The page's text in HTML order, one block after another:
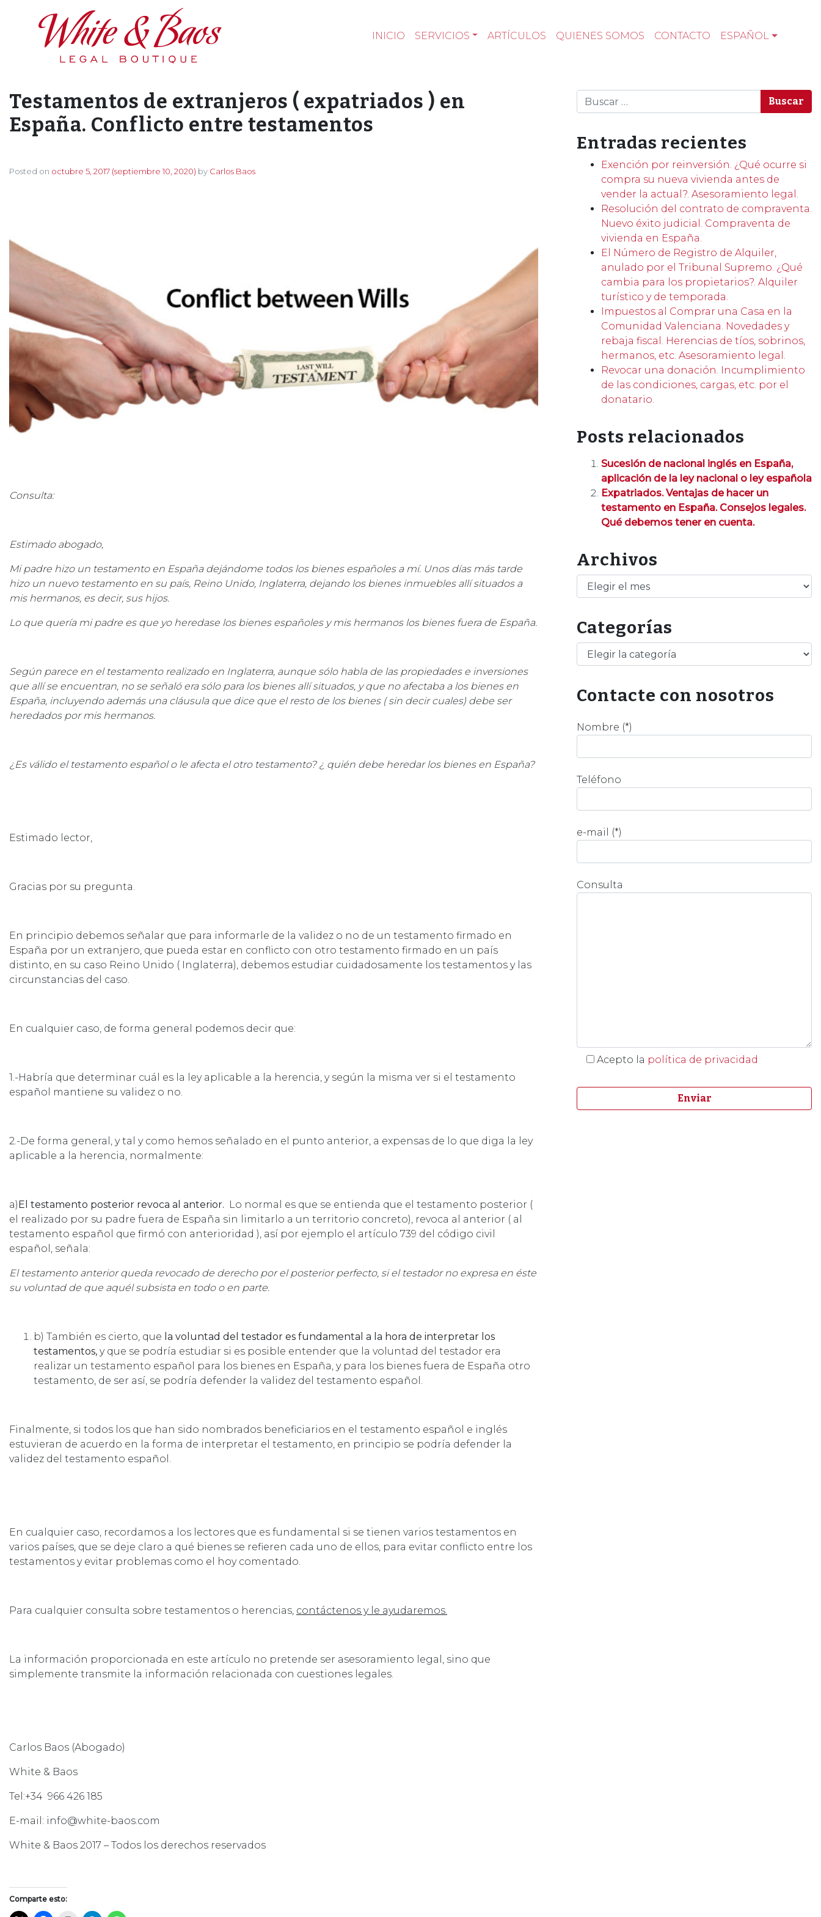
Main Navigation INICIO SERVICIOS ARTÍCULOS QUIENES SOMOS CONTACTO ESPAÑOL
Testamentos de extranjeros ( expatriados ) en
España. Conflicto entre testamentos
Posted on octubre 5, 2017 (septiembre 10, 2020) by Carlos Baos
Consulta:
Estimado abogado,
Mi padre hizo un testamento en España dejándome todos los bienes españoles a mí. Unos días más tarde
hizo un nuevo testamento en su país, Reino Unido, Inglaterra, dejando los bienes inmuebles allí situados a
mis hermanos, es decir, sus hijos.
Lo que quería mi padre es que yo heredase los bienes españoles y mis hermanos los bienes fuera de España.
Según parece en el testamento realizado en Inglaterra, aunque sólo habla de las propiedades e inversiones
que allí se encuentran, no se señaló era sólo para los bienes allí situados, y que no afectaba a los bienes en
España, incluyendo además una cláusula que dice que el resto de los bienes ( sin decir cuales) debe ser
heredados por mis hermanos.
¿Es válido el testamento español o le afecta el otro testamento? ¿ quién debe heredar los bienes en España?
Estimado lector,
Gracias por su pregunta.
En principio debemos señalar que para informarle de la validez o no de un testamento firmado en
España por un extranjero, que pueda estar en conflicto con otro testamento firmado en un país
distinto, en su caso Reino Unido ( Inglaterra), debemos estudiar cuidadosamente los testamentos y las
circunstancias del caso.
En cualquier caso, de forma general podemos decir que:
1.-Habría que determinar cuál es la ley aplicable a la herencia, y según la misma ver si el testamento
español mantiene su validez o no.
2.-De forma general, y tal y como hemos señalado en el punto anterior, a expensas de lo que diga la ley
aplicable a la herencia, normalmente:
a) El testamento posterior revoca al anterior.
Lo normal es que se entienda que el testamento posterior (
el realizado por su padre fuera de España sin limitarlo a un territorio concreto), revoca al anterior ( al
testamento español que firmó con anterioridad ), así por ejemplo el artículo 739 del código civil
español, señala:
El testamento anterior queda revocado de derecho por el posterior perfecto, si el testador no expresa en éste
su voluntad de que aquél subsista en todo o en parte.
b) También es cierto, que la voluntad del testador es fundamental a la hora de interpretar los
testamentos, y que se podría estudiar si es posible entender que la voluntad del testador era
realizar un testamento español para los bienes en España, y para los bienes fuera de España otro
testamento, de ser así, se podría defender la validez del testamento español.
Finalmente, si todos los que han sido nombrados beneficiarios en el testamento español e inglés
estuvieran de acuerdo en la forma de interpretar el testamento, en principio se podría defender la
validez del testamento español.
En cualquier caso, recordamos a los lectores que es fundamental si se tienen varios testamentos en
varios países, que se deje claro a qué bienes se refieren cada uno de ellos, para evitar conflicto entre los
testamentos y evitar problemas como el hoy comentado.
Para cualquier consulta sobre testamentos o herencias, contáctenos y le ayudaremos.
La información proporcionada en este artículo no pretende ser asesoramiento legal, sino que
simplemente transmite la información relacionada con cuestiones legales.
Carlos Baos (Abogado)
White & Baos
Tel:+34 966 426 185
E-mail: info@white-baos.com
White & Baos 2017 – Todos los derechos reservados
Comparte esto:
Buscar
Entradas recientes
Exención por reinversión. ¿Qué ocurre si
compra su nueva vivienda antes de
vender la actual?. Asesoramiento legal.
Resolución del contrato de compraventa.
Nuevo éxito judicial. Compraventa de
vivienda en España.
El Número de Registro de Alquiler,
anulado por el Tribunal Supremo. ¿Qué
cambia para los propietarios?. Alquiler
turístico y de temporada.
Impuestos al Comprar una Casa en la
Comunidad Valenciana. Novedades y
rebaja fiscal. Herencias de tíos, sobrinos,
hermanos, etc. Asesoramiento legal.
Revocar una donación. Incumplimiento
de las condiciones, cargas, etc. por el
donatario.
Posts relacionados
Sucesión de nacional inglés en España,
aplicación de la ley nacional o ley española
Expatriados. Ventajas de hacer un
testamento en España. Consejos legales.
Qué debemos tener en cuenta.
Archivos
Archivos
Categorías
Categorías
Contacte con nosotros
Nombre (*)
Teléfono
e-mail (*)
Consulta
Acepto la política de privacidad